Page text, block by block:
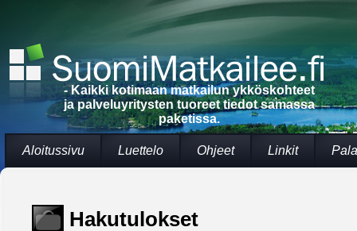
- Kaikki kotimaan matkailun ykköskohteet
ja palveluyritysten tuoreet tiedot samassa
paketissa.
Aloitussivu Luettelo Ohjeet Linkit
Hakutulokset